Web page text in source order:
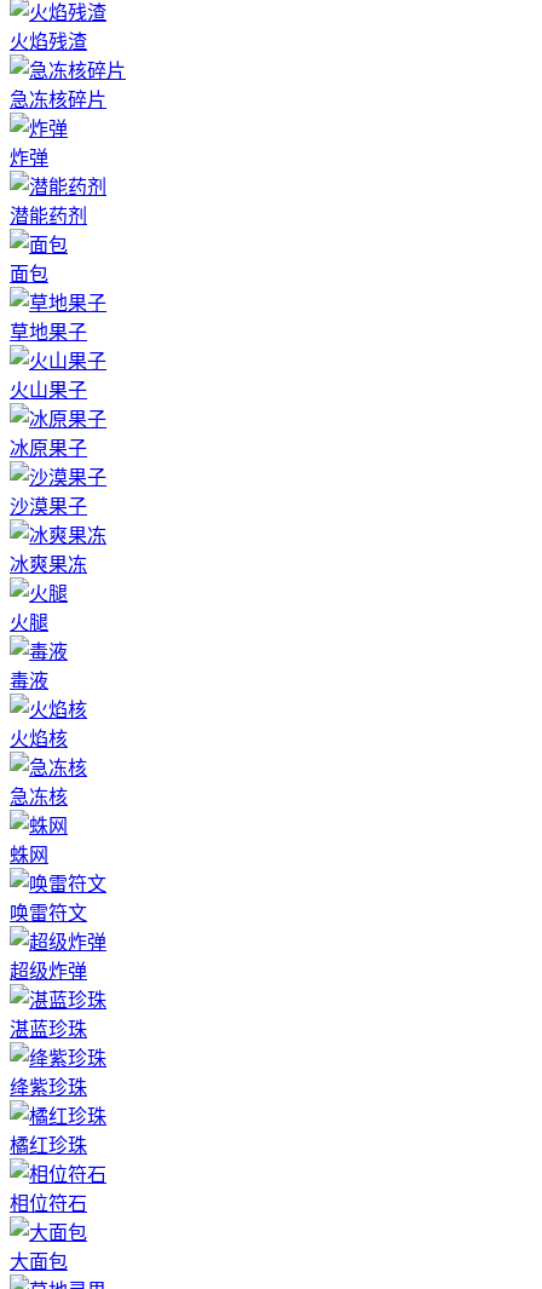
火焰残渣
急冻核碎片
炸弹
潜能药剂
面包
草地果子
火山果子
冰原果子
沙漠果子
冰爽果冻
火腿
毒液
火焰核
急冻核
蛛网
唤雷符文
超级炸弹
湛蓝珍珠
绛紫珍珠
橘红珍珠
相位符石
大面包